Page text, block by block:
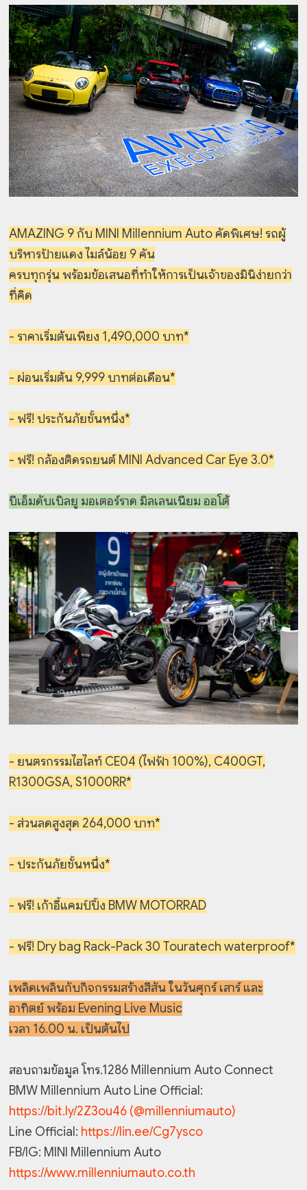
AMAZING 9 กับ MINI Millennium Auto คัดพิเศษ! รถผู้
บริหารป้ายแดง ไมล์น้อย 9 คัน
ครบทุกรุ่น พร้อมข้อเสนอที่ทำให้การเป็นเจ้าของมินิง่ายกว่า
ที่คิด
- ราคาเริ่มต้นเพียง 1,490,000 บาท*
- ผ่อนเริ่มต้น 9,999 บาทต่อเดือน*
- ฟรี! ประกันภัยชั้นหนึ่ง*
- ฟรี! กล้องติดรถยนต์ MINI Advanced Car Eye 3.0*
บีเอ็มดับเบิลยู มอเตอร์ราด มิลเลนเนียม ออโต้
- ยนตรกรรมไฮไลท์ CE04 (ไฟฟ้า 100%), C400GT,
R1300GSA, S1000RR*
- ส่วนลดสูงสุด 264,000 บาท*
- ประกันภัยชั้นหนึ่ง*
- ฟรี! เก้าอี้แคมป์ปิ้ง BMW MOTORRAD
- ฟรี! Dry bag Rack-Pack 30 Touratech waterproof*
เพลิดเพลินกับกิจกรรมสร้างสีสัน ในวันศุกร์ เสาร์ และ
อาทิตย์ พร้อม Evening Live Music
เวลา 16.00 น. เป็นต้นไป
สอบถามข้อมูล โทร.1286 Millennium Auto Connect
BMW Millennium Auto Line Official:
https://bit.ly/2Z3ou46 (@millenniumauto)
Line Official: https://lin.ee/Cg7ysco
FB/IG: MINI Millennium Auto
https://www.millenniumauto.co.th